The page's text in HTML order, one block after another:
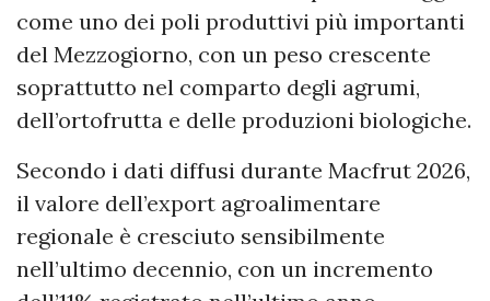
come uno dei poli produttivi più importanti
del Mezzogiorno, con un peso crescente
soprattutto nel comparto degli agrumi,
dell’ortofrutta e delle produzioni biologiche.
Secondo i dati diffusi durante Macfrut 2026,
il valore dell’export agroalimentare
regionale è cresciuto sensibilmente
nell’ultimo decennio, con un incremento